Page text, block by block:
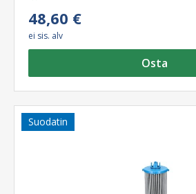
48,60 €
ei sis. alv
Osta
Suodatin